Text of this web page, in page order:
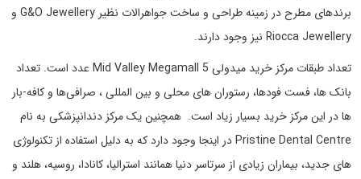
برندهای مطرح در زمینه طراحی و ساخت جواهرالات نظیر G&O Jewellery و
Riocca Jewellery نیز وجود دارند.
تعداد طبقات مرکز خرید میدولی Mid Valley Megamall 5 عدد است. تعداد
بانک ها، فست فودها، رستوران های محلی و بین المللی ، صرافی‌ها و کافه-بار
ها در این مرکز خرید بسیار زیاد است. همچنین یک مرکز دندانپزشکی به نام
Pristine Dental Centre در اینجا وجود دارد که به دلیل استفاده از تکنولوژی
های جدید، بیماران زیادی از سرتاسر دنیا همانند استرالیا، کانادا، روسیه، هلند و